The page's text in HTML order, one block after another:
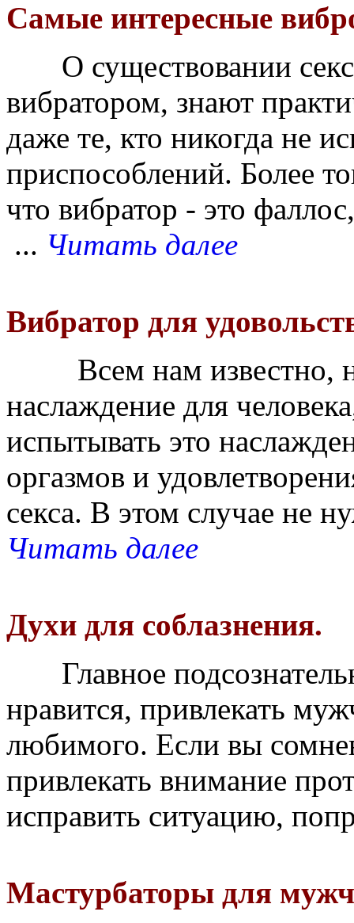
Самые интересные
О существовании
вибратором, знают
даже те, кто никогда не
приспособлений. Более
что вибратор - это
... Читать далее
Вибратор для
Всем нам известно,
наслаждение для
испытывать это
оргазмов и
секса. В этом случае не
Читать далее
Духи для соблазнения.
Главное
нравится, привлекать
любимого. Если вы
привлекать внимание
исправить ситуацию,
Мастурбаторы для